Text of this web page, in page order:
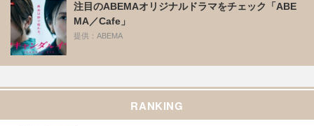
注目のABEMAオリジナルドラマをチェック「ABE
MA／Cafe」
提供：ABEMA
RANKING